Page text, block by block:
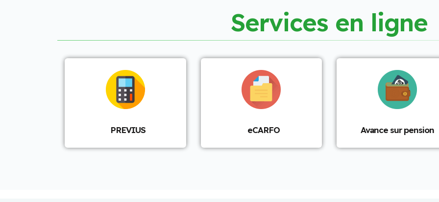
Services en ligne
PREVIUS eCARFO Avance sur pension